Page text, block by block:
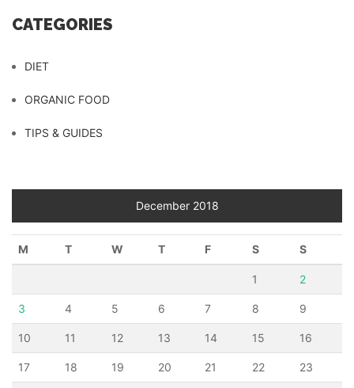
CATEGORIES
DIET
ORGANIC FOOD
TIPS & GUIDES
December 2018
M T W T F S S
1 2
3 4 5 6 7 8 9
10 11 12 13 14 15 16
17 18 19 20 21 22 23